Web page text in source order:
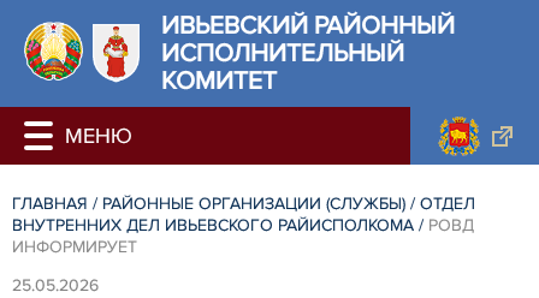
ИВЬЕВСКИЙ РАЙОННЫЙ
ИСПОЛНИТЕЛЬНЫЙ
КОМИТЕТ
ГЛАВНАЯ / РАЙОННЫЕ ОРГАНИЗАЦИИ (СЛУЖБЫ) / ОТДЕЛ
ВНУТРЕННИХ ДЕЛ ИВЬЕВСКОГО РАЙИСПОЛКОМА / РОВД
ИНФОРМИРУЕТ
25.05.2026